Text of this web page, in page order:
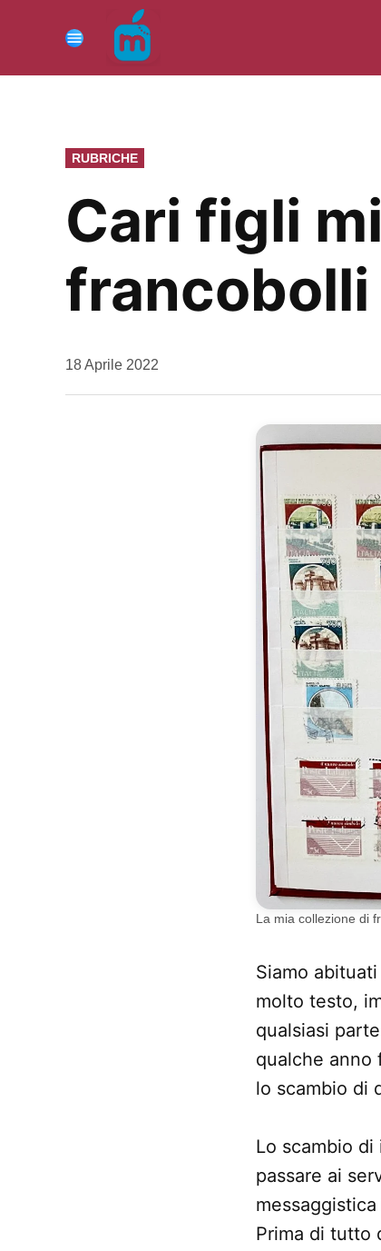
contenuto
Menu
PUBBLICATO
IN
RUBRICHE
Cari figli
francobolli
da
18 Aprile 2022
La mia collezione di
Siamo
molto testo,
qualsiasi
qualche anno
lo scambio di
Lo scambio
passare ai
Prima di tutto